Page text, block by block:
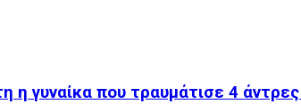
η γυναίκα που τραυμάτισε 4